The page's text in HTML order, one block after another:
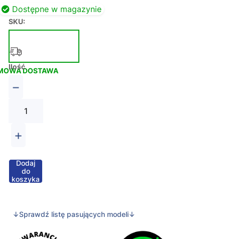
Dostępne w magazynie
SKU:
DOSTAWA
Ilość
−
+
Dodaj
do
koszyka
↓Sprawdź listę pasujących modeli↓